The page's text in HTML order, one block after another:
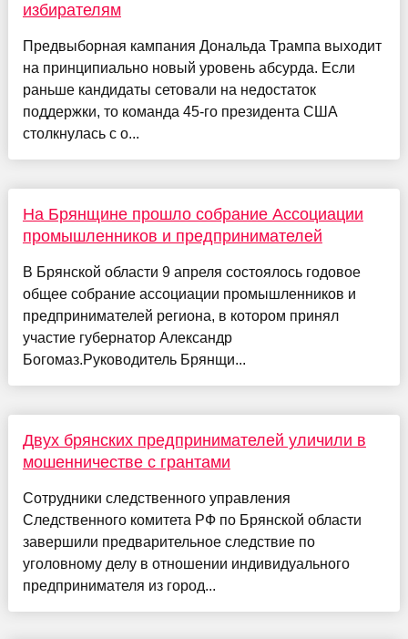
избирателям
Предвыборная кампания Дональда Трампа выходит
на принципиально новый уровень абсурда. Если
раньше кандидаты сетовали на недостаток
поддержки, то команда 45-го президента США
столкнулась с о...
На Брянщине прошло собрание Ассоциации
промышленников и предпринимателей
В Брянской области 9 апреля состоялось годовое
общее собрание ассоциации промышленников и
предпринимателей региона, в котором принял
участие губернатор Александр
Богомаз.Руководитель Брянщи...
Двух брянских предпринимателей уличили в
мошенничестве с грантами
Сотрудники следственного управления
Следственного комитета РФ по Брянской области
завершили предварительное следствие по
уголовному делу в отношении индивидуального
предпринимателя из город...